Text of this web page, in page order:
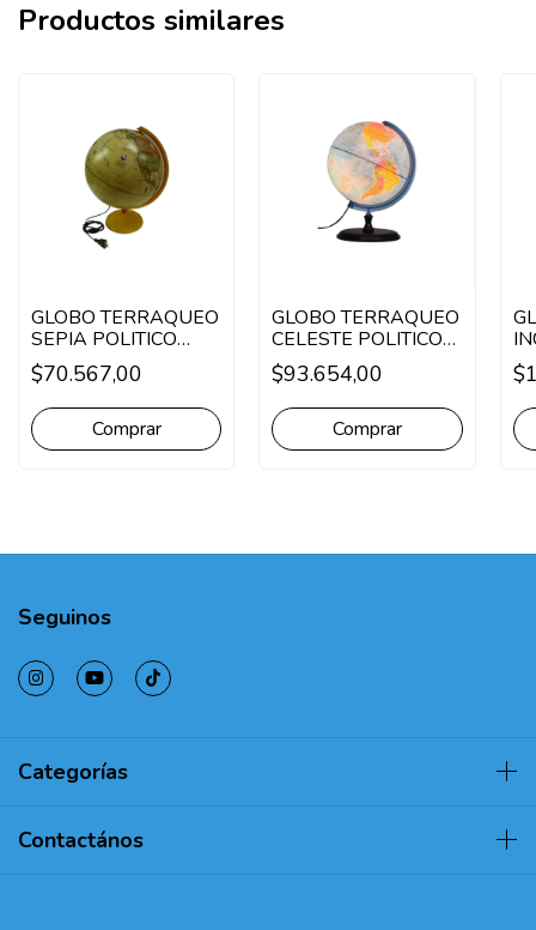
Productos similares
GLOBO TERRAQUEO
SEPIA POLITICO
BASE DE PLASTICO
CON LUZ
$70.567,00
Comprar
GLOBO TERRAQUEO
CELESTE POLITICO
CON LUZ BASE DE
MADERA
$93.654,00
Comprar
Seguinos
Categorías
Contactános